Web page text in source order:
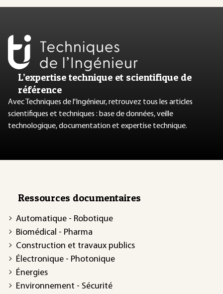
L’expertise technique et scientifique de
référence
Avec Techniques de l'Ingénieur, retrouvez tous les articles
scientifiques et techniques : base de données, veille
technologique, documentation et expertise technique.
Ressources documentaires
Automatique - Robotique
Biomédical - Pharma
Construction et travaux publics
Électronique - Photonique
Énergies
Environnement - Sécurité